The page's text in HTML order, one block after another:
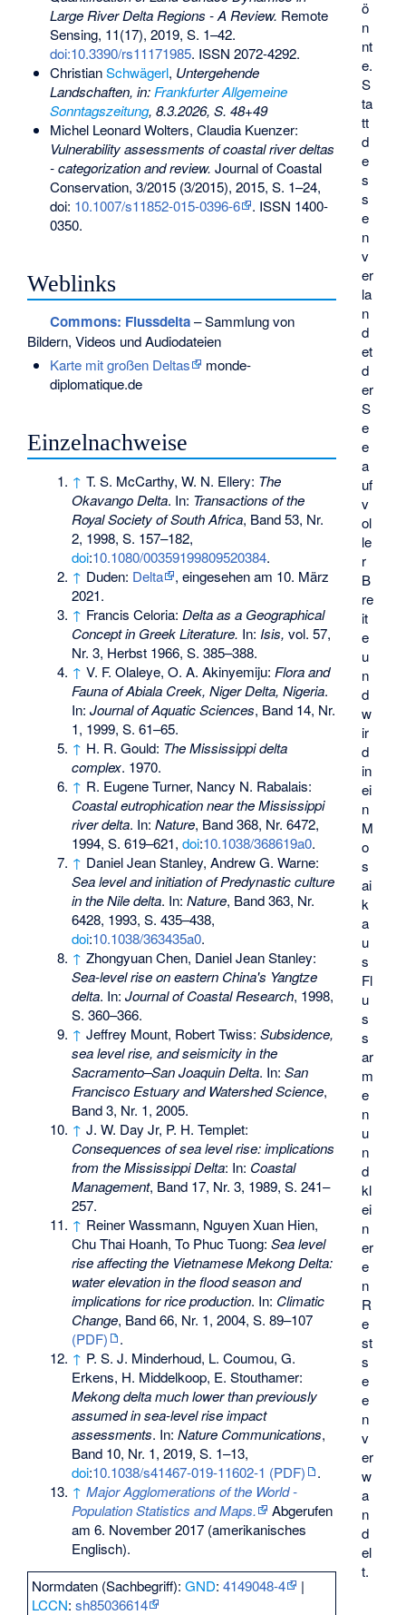
ö
n
nt
e.
S
ta
tt
d
e
s
s
e
n
v
er
la
n
d
et
d
er
S
e
e
a
uf
v
ol
le
r
B
re
it
e
u
n
d
w
ir
d
in
ei
n
M
o
s
ai
k
a
u
s
Fl
u
s
s
ar
m
e
n
u
n
d
kl
ei
n
er
e
n
R
e
st
s
e
e
n
v
er
w
a
n
d
el
t.
Large River Delta Regions - A Review. Remote
Sensing, 11(17), 2019, S. 1–42.
doi:10.3390/rs11171985. ISSN 2072-4292.
ChristianSchwägerl, Untergehende
Landschaften, in: Frankfurter Allgemeine
Sonntagszeitung, 8.3.2026, S. 48+49
Michel Leonard Wolters, Claudia Kuenzer:
Vulnerability assessments of coastal river deltas
- categorization and review. Journal of Coastal
Conservation, 3/2015 (3/2015), 2015, S. 1–24,
doi: 10.1007/s11852-015-0396-6
. ISSN 1400-
0350.
Weblinks
Commons: Flussdelta– Sammlung von
Bildern, Videos und Audiodateien
Karte mit großen Deltas
monde-
diplomatique.de
Einzelnachweise
↑ T. S. McCarthy, W. N. Ellery: The
Okavango Delta. In: Transactions of the
Royal Society of South Africa, Band 53, Nr.
2, 1998, S. 157–182,
doi:10.1080/00359199809520384.
↑ Duden: Delta
, eingesehen am 10. März
2021.
↑ Francis Celoria:Delta as a Geographical
Concept in Greek Literature. In: Isis, vol. 57,
Nr. 3, Herbst 1966, S. 385–388.
↑ V. F. Olaleye, O. A. Akinyemiju: Flora and
Fauna of Abiala Creek, Niger Delta, Nigeria.
In:Journal of Aquatic Sciences, Band 14, Nr.
1, 1999, S. 61–65.
↑ H. R. Gould: The Mississippi delta
complex. 1970.
↑ R. Eugene Turner, Nancy N. Rabalais:
Coastal eutrophication near the Mississippi
river delta. In:Nature, Band 368, Nr. 6472,
1994, S. 619–621,doi:10.1038/368619a0.
↑ Daniel Jean Stanley, Andrew G. Warne:
Sea level and initiation of Predynastic culture
in the Nile delta. In:Nature, Band 363, Nr.
6428, 1993, S. 435–438,
doi:10.1038/363435a0.
↑ Zhongyuan Chen, Daniel Jean Stanley:
Sea-level rise on eastern China's Yangtze
delta. In:Journal of Coastal Research, 1998,
S. 360–366.
↑ Jeffrey Mount, Robert Twiss:Subsidence,
sea level rise, and seismicity in the
Sacramento–San Joaquin Delta. In:San
Francisco Estuary and Watershed Science,
Band 3, Nr. 1, 2005.
↑ J. W. Day Jr, P. H. Templet:
Consequences of sea level rise: implications
from the Mississippi Delta: In: Coastal
Management, Band 17, Nr. 3, 1989, S. 241–
257.
↑ Reiner Wassmann, Nguyen Xuan Hien,
Chu Thai Hoanh, To Phuc Tuong:Sea level
rise affecting the Vietnamese Mekong Delta:
water elevation in the flood season and
implications for rice production. In: Climatic
Change, Band 66, Nr. 1, 2004, S. 89–107
(PDF)
.
↑ P. S. J. Minderhoud, L. Coumou, G.
Erkens, H. Middelkoop, E. Stouthamer:
Mekong delta much lower than previously
assumed in sea-level rise impact
assessments. In:Nature Communications,
Band 10, Nr. 1, 2019, S. 1–13,
doi:10.1038/s41467-019-11602-1 (PDF)
.
↑ Major Agglomerations of the World -
Population Statistics and Maps.
Abgerufen
am 6. November 2017 (amerikanisches
Englisch).
Normdaten (Sachbegriff):GND:4149048-4
|
LCCN:sh85036614